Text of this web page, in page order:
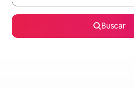
Buscar